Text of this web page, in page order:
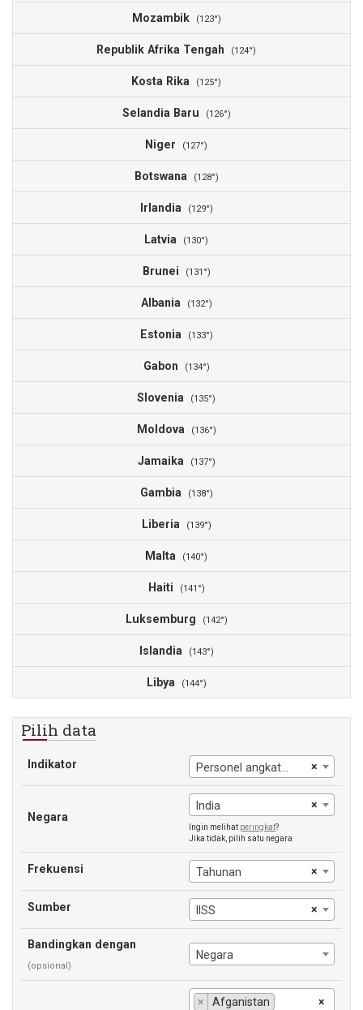
Mozambik (123°)
Republik Afrika Tengah (124°)
Kosta Rika (125°)
Selandia Baru (126°)
Niger (127°)
Botswana (128°)
Irlandia (129°)
Latvia (130°)
Brunei (131°)
Albania (132°)
Estonia (133°)
Gabon (134°)
Slovenia (135°)
Moldova (136°)
Jamaika (137°)
Gambia (138°)
Liberia (139°)
Malta (140°)
Haiti (141°)
Luksemburg (142°)
Islandia (143°)
Libya (144°)
Pilih data
Indikator ×
Personel angkatan bersenjata, total
Negara
×
India
Ingin melihat peringkat?
Jika tidak, pilih satu negara
Frekuensi ×
Tahunan
Sumber ×
IISS
Bandingkan dengan
(opsional)
Negara
×
×
Afganistan